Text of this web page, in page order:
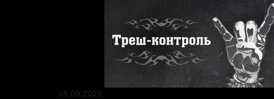
05.09.2025